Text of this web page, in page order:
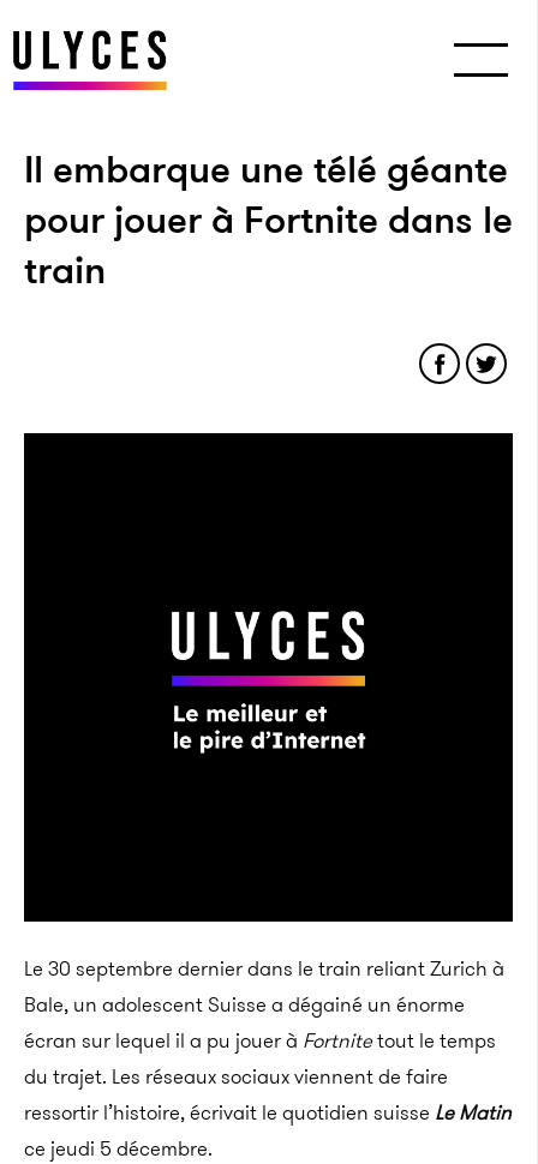
Il embarque une télé géante
pour jouer à Fortnite dans le
train
Le 30 septembre dernier dans le train reliant Zurich à
Bale, un adolescent Suisse a dégainé un énorme
écran sur lequel il a pu jouer à Fortnitetout le temps
du trajet. Les réseaux sociaux viennent de faire
ressortir l’histoire, écrivait le quotidien suisse Le Matin
ce jeudi 5 décembre.